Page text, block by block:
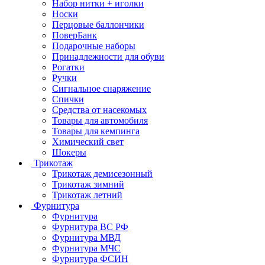
Набор нитки + иголки
Носки
Перцовые баллончики
ПоверБанк
Подарочные наборы
Принадлежности для обуви
Рогатки
Ручки
Сигнальное снаряжение
Спички
Средства от насекомых
Товары для автомобиля
Товары для кемпинга
Химический свет
Шокеры
Трикотаж
Трикотаж демисезонный
Трикотаж зимний
Трикотаж летний
Фурнитура
Фурнитура
Фурнитура ВС РФ
Фурнитура МВД
Фурнитура МЧС
Фурнитура ФСИН